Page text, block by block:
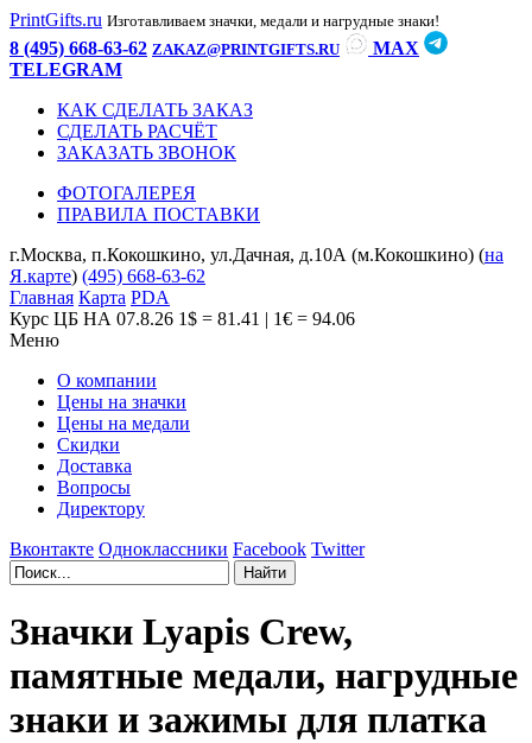
PrintGifts.ru Изготавливаем значки, медали и нагрудные знаки!
8 (495) 668-63-62 ZAKAZ@PRINTGIFTS.RU
MAX
TELEGRAM
КАК СДЕЛАТЬ ЗАКАЗ
СДЕЛАТЬ РАСЧЁТ
ЗАКАЗАТЬ ЗВОНОК
ФОТОГАЛЕРЕЯ
ПРАВИЛА ПОСТАВКИ
г.Москва, п.Кокошкино, ул.Дачная, д.10А (м.Кокошкино) (на
Я.карте) (495) 668-63-62
Главная Карта PDA
Курс ЦБ НА 07.8.26 1$ = 81.41 | 1€ = 94.06
Меню
О компании
Цены на значки
Цены на медали
Скидки
Доставка
Вопросы
Директору
Вконтакте Одноклассники Facebook Twitter
Значки Lyapis Crew,
памятные медали, нагрудные
знаки и зажимы для платка